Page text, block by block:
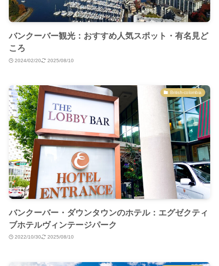
バンクーバー観光：おすすめ人気スポット・有名見ど
ころ
2024/02/20 2025/08/10
British-colombia
バンクーバー・ダウンタウンのホテル：エグゼクティ
ブホテルヴィンテージパーク
2022/10/30 2025/08/10